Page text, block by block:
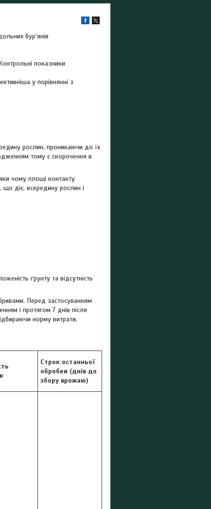
бур’янів
показники
у порівнянні з
рослин, проникаючи до їх
тому є скорочення в
чому площі контакту
діє, всередину рослин і
ґрунту та відсутність
Перед застосуванням
і протягом 7 днів після
норму витрати,
Строк останньої
обробки (днів до
збору врожаю)